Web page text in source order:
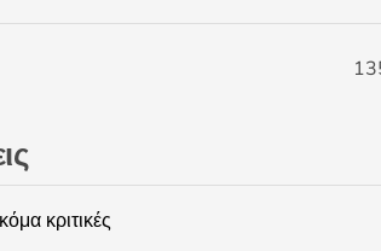
κριτικές